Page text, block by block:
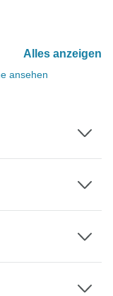
Alles anzeigen
ansehen